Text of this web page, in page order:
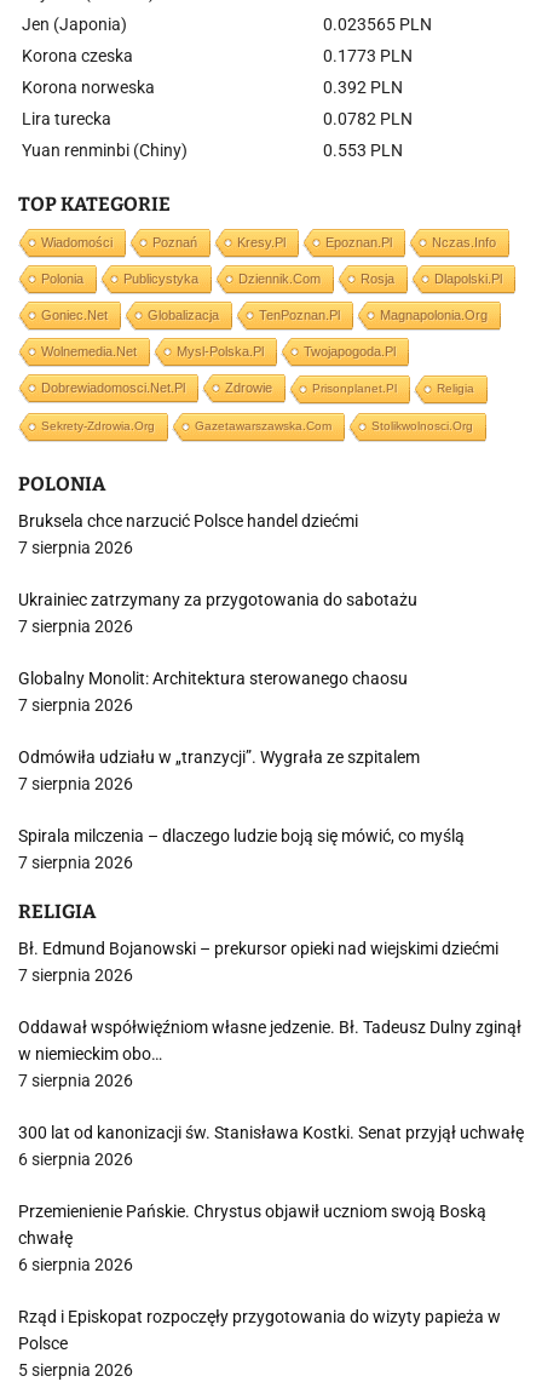
Jen (Japonia)
0.023565 PLN
Korona czeska
0.1773 PLN
Korona norweska
0.392 PLN
Lira turecka
0.0782 PLN
Yuan renminbi (Chiny)
0.553 PLN
TOP KATEGORIE
Wiadomości Poznań Kresy.pl Epoznan.pl Nczas.info
Polonia Publicystyka Dziennik.com Rosja Dlapolski.pl
Goniec.net Globalizacja TenPoznan.pl Magnapolonia.org
Wolnemedia.net Mysl-Polska.pl Twojapogoda.pl
Dobrewiadomosci.net.pl Zdrowie Prisonplanet.pl Religia
Sekrety-Zdrowia.org Gazetawarszawska.com Stolikwolnosci.org
POLONIA
Bruksela chce narzucić Polsce handel dziećmi
7 sierpnia 2026
Ukrainiec zatrzymany za przygotowania do sabotażu
7 sierpnia 2026
Globalny Monolit: Architektura sterowanego chaosu
7 sierpnia 2026
Odmówiła udziału w „tranzycji”. Wygrała ze szpitalem
7 sierpnia 2026
Spirala milczenia – dlaczego ludzie boją się mówić, co myślą
7 sierpnia 2026
RELIGIA
Bł. Edmund Bojanowski – prekursor opieki nad wiejskimi dziećmi
7 sierpnia 2026
Oddawał współwięźniom własne jedzenie. Bł. Tadeusz Dulny zginął
w niemieckim obo…
7 sierpnia 2026
300 lat od kanonizacji św. Stanisława Kostki. Senat przyjął uchwałę
6 sierpnia 2026
Przemienienie Pańskie. Chrystus objawił uczniom swoją Boską
chwałę
6 sierpnia 2026
Rząd i Episkopat rozpoczęły przygotowania do wizyty papieża w
Polsce
5 sierpnia 2026